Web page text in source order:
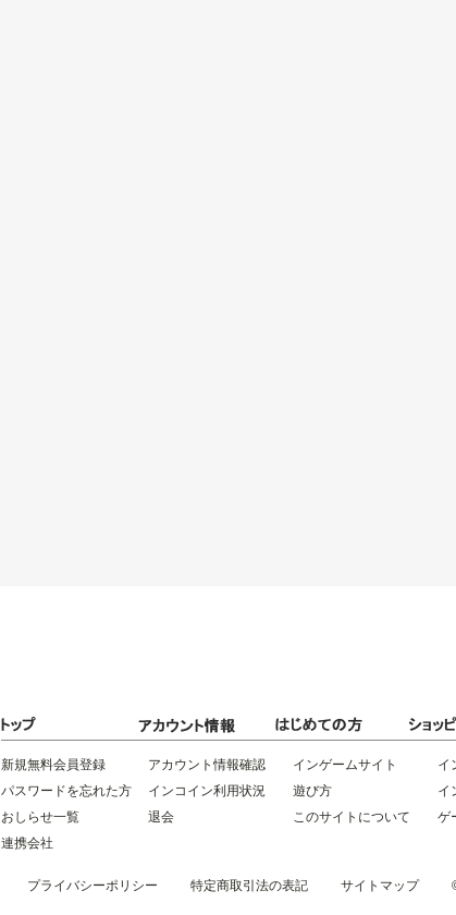
新規無料会員登録
パスワードを忘れた方
おしらせ一覧
連携会社
アカウント情報確認
インコイン利用状況
退会
インゲームサイト
遊び方
このサイトについて
イ
イ
ゲ
プライバシーポリシー 特定商取引法の表記 サイトマップ